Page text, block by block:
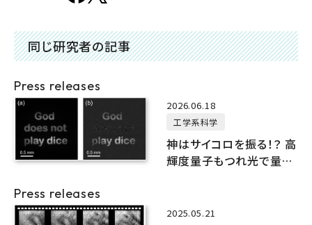
同じ研究者の記事
Press releases
2026.06.18
工学系科学
神はサイコロを振る！？ 高
輝度量子もつれ光で量子
Press releases
2025.05.21